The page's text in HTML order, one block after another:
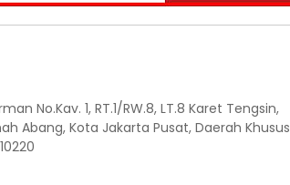
No.Kav. 1, RT.1/RW.8, LT.8 Karet Tengsin,
Abang, Kota Jakarta Pusat, Daerah Khusus